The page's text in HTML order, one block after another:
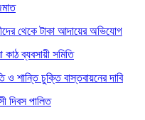
থেকে টাকা আদায়ের অভিযোগ
ব্যবসায়ী সমিতি
ও শান্তি চুক্তি বাস্তবায়নের দাবি
দিবস পালিত